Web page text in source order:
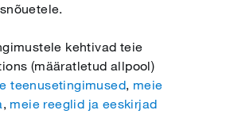
kehtivad teie
(määratletud allpool)
teenusetingimused, meie
, meie reeglid ja eeskirjad